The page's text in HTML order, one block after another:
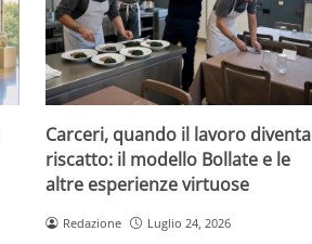
Carceri, quando il lavoro diventa
riscatto: il modello Bollate e le
altre esperienze virtuose
Redazione Luglio 24, 2026